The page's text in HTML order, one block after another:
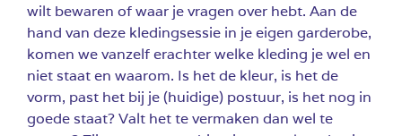
wilt bewaren of waar je vragen over hebt. Aan de
hand van deze kledingsessie in je eigen garderobe,
komen we vanzelf erachter welke kleding je wel en
niet staat en waarom. Is het de kleur, is het de
vorm, past het bij je (huidige) postuur, is het nog in
goede staat? Valt het te vermaken dan wel te